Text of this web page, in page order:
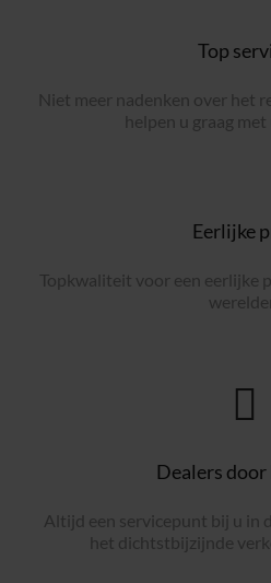
Top
Niet meer nadenken over het
helpen u graag
Eerlijke
Topkwaliteit voor een eerlijke
Dealers door
Altijd een servicepunt bij u in
het dichtstbijzijnde